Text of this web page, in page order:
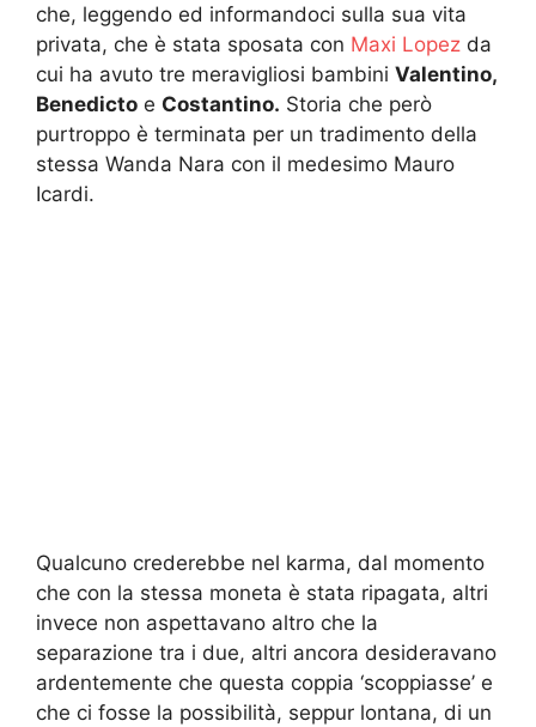
che, leggendo ed informandoci sulla sua vita
privata, che è stata sposata con Maxi Lopez da
cui ha avuto tre meravigliosi bambini Valentino,
Benedicto e Costantino. Storia che però
purtroppo è terminata per un tradimento della
stessa Wanda Nara con il medesimo Mauro
Icardi.
Qualcuno crederebbe nel karma, dal momento
che con la stessa moneta è stata ripagata, altri
invece non aspettavano altro che la
separazione tra i due, altri ancora desideravano
ardentemente che questa coppia ‘scoppiasse’ e
che ci fosse la possibilità, seppur lontana, di un